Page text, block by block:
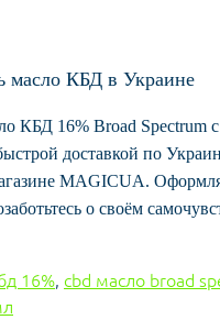
масло КБД в Украине
КБД 16% Broad Spectrum
доставкой по
MAGICUA.
о своём
16%, cbd масло broad